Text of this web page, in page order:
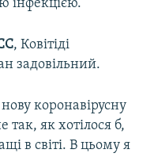
інфекцією.
, Ковітіді
задовільний.
коронавірусну
як хотілося б,
в світі. В цьому я